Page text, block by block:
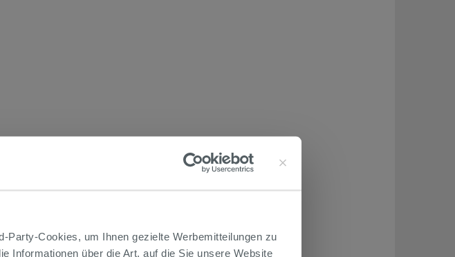
Party-Cookies, um Ihnen gezielte Werbemitteilungen zu
Informationen über die Art, auf die Sie unsere Website